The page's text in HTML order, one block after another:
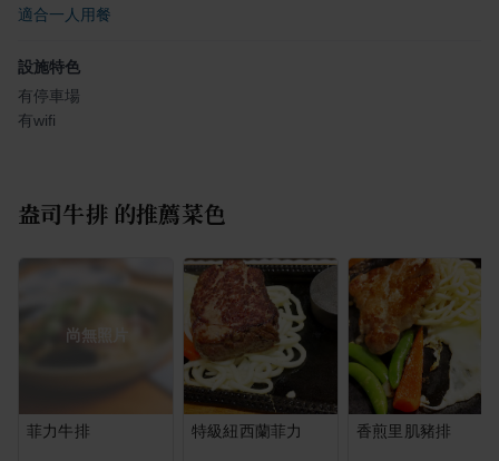
適合一人用餐
設施特色
有停車場
有wifi
盎司牛排的推薦菜色
尚無照片
菲力牛排 特級紐西蘭菲力 香煎里肌豬排